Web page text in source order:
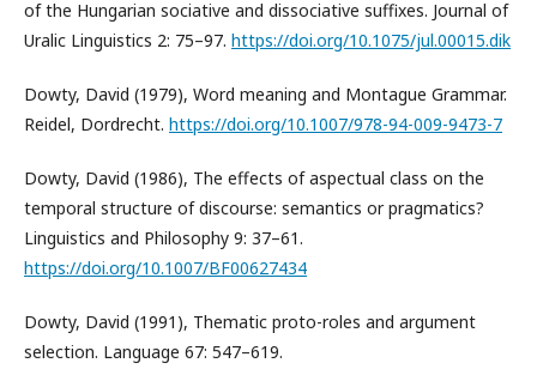
of the Hungarian sociative and dissociative suffixes. Journal of
Uralic Linguistics 2: 75–97. https://doi.org/10.1075/jul.00015.dik
Dowty, David (1979), Word meaning and Montague Grammar.
Reidel, Dordrecht. https://doi.org/10.1007/978-94-009-9473-7
Dowty, David (1986), The effects of aspectual class on the
temporal structure of discourse: semantics or pragmatics?
Linguistics and Philosophy 9: 37–61.
https://doi.org/10.1007/BF00627434
Dowty, David (1991), Thematic proto-roles and argument
selection. Language 67: 547–619.